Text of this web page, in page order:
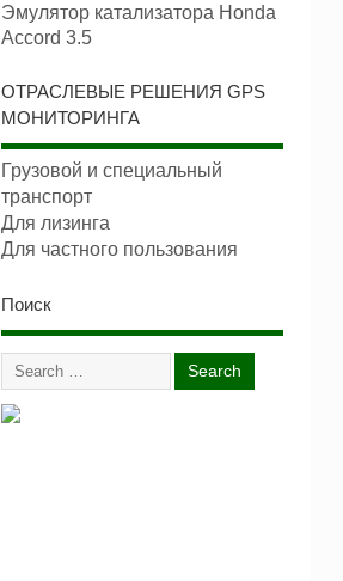
Эмулятор катализатора Honda
Accord 3.5
ОТРАСЛЕВЫЕ РЕШЕНИЯ GPS
МОНИТОРИНГА
Грузовой и специальный
транспорт
Для лизинга
Для частного пользования
Поиск